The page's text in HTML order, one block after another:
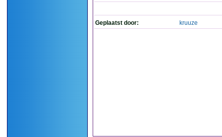
Geplaatst door: kruuze